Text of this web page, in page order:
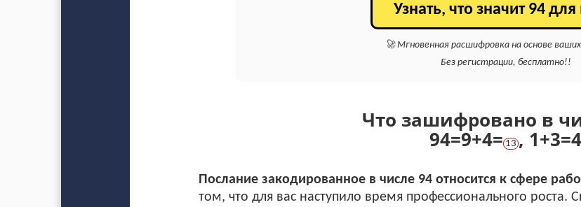
Узнать, что значит 94
🚀 Мгновенная расшифровка на основе
Без регистрации, бесплатно!!
Что зашифровано в
94=9+4= 13 , 1+3=4
Послание закодированное в числе 94 относится к сфере
том, что для вас наступило время профессионального роста.